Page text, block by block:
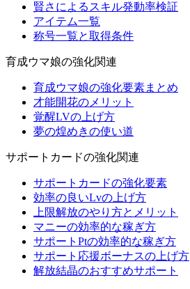
賢さによるスキル発動率検証
アイテム一覧
称号一覧と取得条件
育成ウマ娘の強化関連
育成ウマ娘の強化要素まとめ
才能開花のメリット
覚醒LVの上げ方
夢の煌めきの使い道
サポートカードの強化関連
サポートカードの強化要素
効率の良いLvの上げ方
上限解放のやり方とメリット
マニーの効率的な稼ぎ方
サポートPtの効率的な稼ぎ方
サポート応援ボーナスの上げ方
解放結晶のおすすめサポート